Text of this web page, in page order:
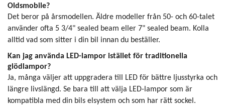
Oldsmobile?
Det beror på årsmodellen. Äldre modeller från 50- och 60-talet
använder ofta 5 3/4" sealed beam eller 7" sealed beam. Kolla
alltid vad som sitter i din bil innan du beställer.
Kan jag använda LED-lampor istället för traditionella
glödlampor?
Ja, många väljer att uppgradera till LED för bättre ljusstyrka och
längre livslängd. Se bara till att välja LED-lampor som är
kompatibla med din bils elsystem och som har rätt sockel.